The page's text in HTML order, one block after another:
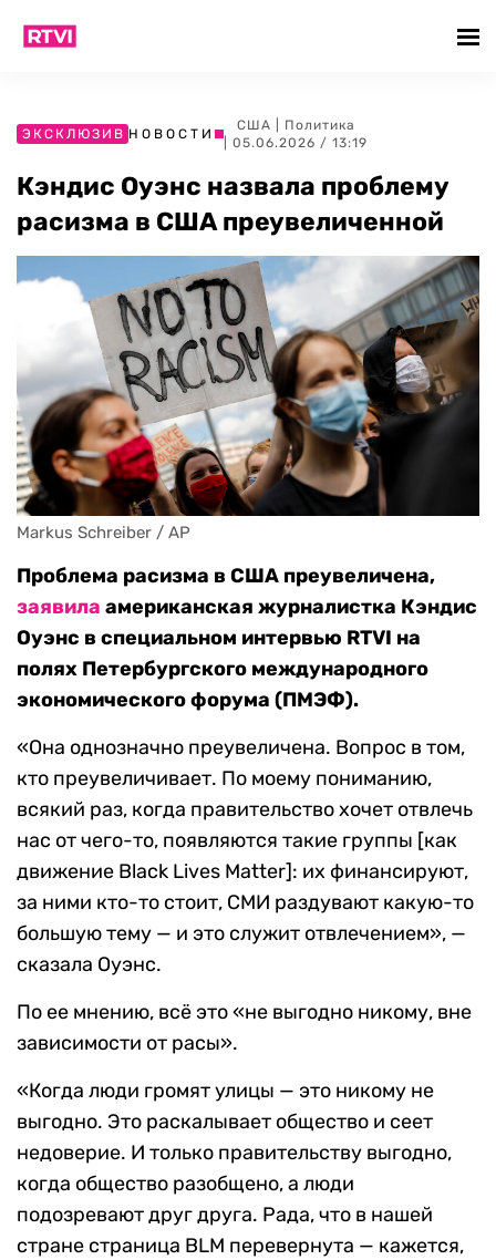
ЭКСКЛЮЗИВ НОВОСТИ
США
Политика
| 05.06.2026 / 13:19
Кэндис Оуэнс назвала проблему
расизма в США преувеличенной
Markus Schreiber / AP
Проблема расизма в США преувеличена,
заявила американская журналистка Кэндис
Оуэнс в специальном интервью RTVI на
полях Петербургского международного
экономического форума (ПМЭФ).
«Она однозначно преувеличена. Вопрос в том,
кто преувеличивает. По моему пониманию,
всякий раз, когда правительство хочет отвлечь
нас от чего-то, появляются такие группы [как
движение Black Lives Matter]: их финансируют,
за ними кто-то стоит, СМИ раздувают какую-то
большую тему — и это служит отвлечением», —
сказала Оуэнс.
По ее мнению, всё это «не выгодно никому, вне
зависимости от расы».
«Когда люди громят улицы — это никому не
выгодно. Это раскалывает общество и сеет
недоверие. И только правительству выгодно,
когда общество разобщено, а люди
подозревают друг друга. Рада, что в нашей
стране страница BLM перевернута — кажется,